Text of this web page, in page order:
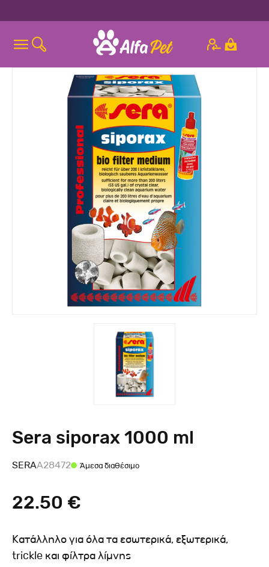
Sera siporax 1000 ml
SERAA28472 Άμεσα διαθέσιμο
22.50 €
Κατάλληλο για όλα τα εσωτερικά, εξωτερικά,
trickle και φίλτρα λίμνης